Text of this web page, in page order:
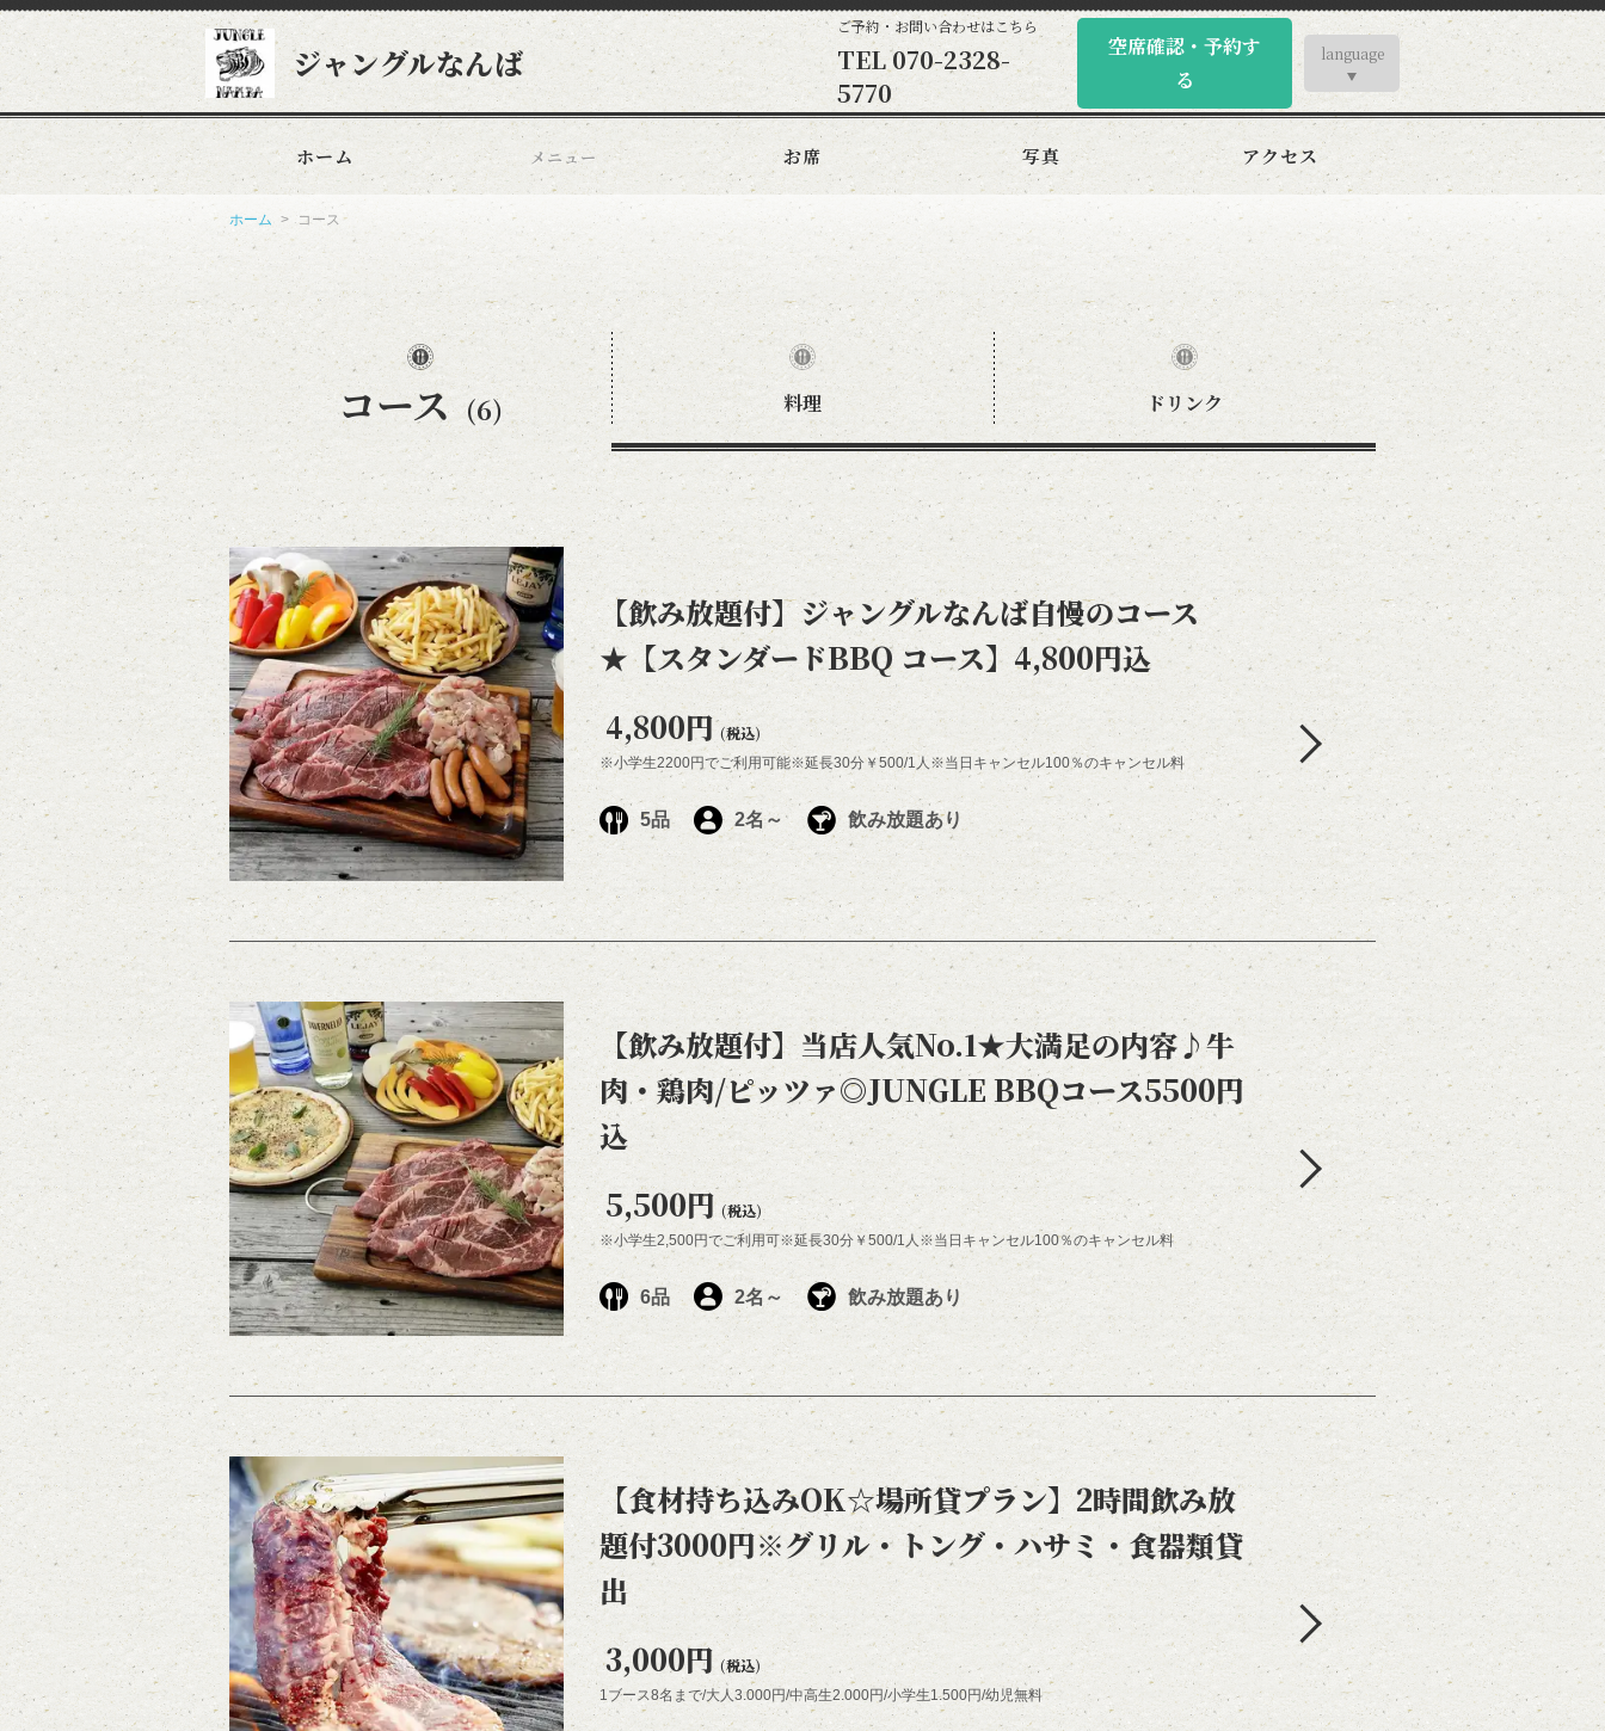
ジャングルなんば
ご予約・お問い合わせはこちら
TEL070-2328-
5770
空席確認・予約す
る
language
ホーム メニュー お席 写真 アクセス
ホーム コース
コース (6) 料理 ドリンク
【飲み放題付】ジャングルなんば自慢のコース
★【スタンダードBBQ コース】4,800円込
4,800円 (税込)
※小学生2200円でご利用可能※延長30分￥500/1人※当日キャンセル100％のキャンセル料
5品 2名～ 飲み放題あり
【飲み放題付】当店人気No.1★大満足の内容♪牛
肉・鶏肉/ピッツァ◎JUNGLE BBQコース5500円
込
5,500円 (税込)
※小学生2,500円でご利用可※延長30分￥500/1人※当日キャンセル100％のキャンセル料
6品 2名～ 飲み放題あり
【食材持ち込みOK☆場所貸プラン】2時間飲み放
題付3000円※グリル・トング・ハサミ・食器類貸
出
3,000円 (税込)
1ブース8名まで/大人3.000円/中高生2.000円/小学生1.500円/幼児無料